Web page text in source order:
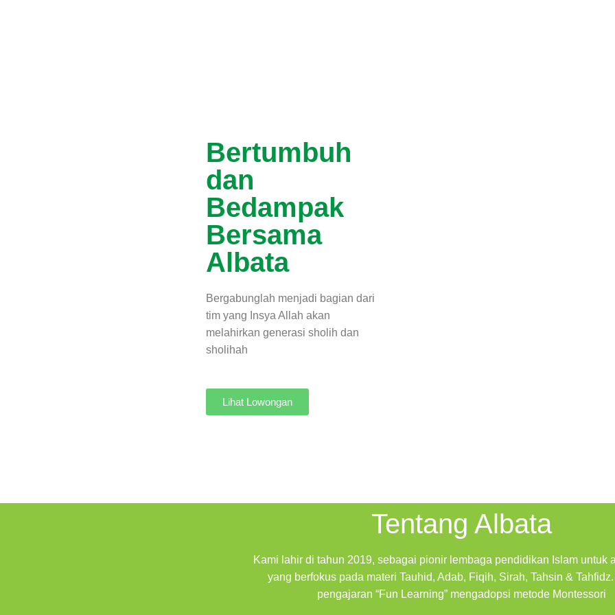
Bertumbuh
dan
Bedampak
Bersama
Albata
Bergabunglah menjadi bagian dari
tim yang Insya Allah akan
melahirkan generasi sholih dan
sholihah
Lihat Lowongan
Tentang Albata
Kami lahir di tahun 2019, sebagai pionir lembaga pendidikan Islam untuk
yang berfokus pada materi Tauhid, Adab, Fiqih, Sirah, Tahsin &
pengajaran “Fun Learning” mengadopsi metode Montessori